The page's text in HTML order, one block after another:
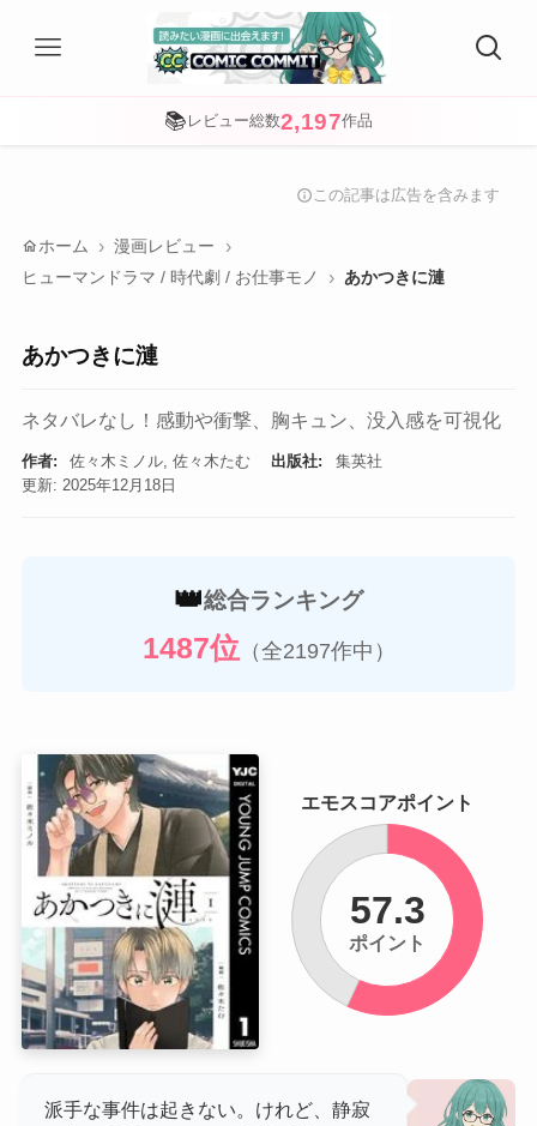
📚 レビュー総数2,197作品
info この記事は広告を含みます
home ホーム
漫画レビュー
ヒューマンドラマ / 時代劇 / お仕事モノ
あかつきに漣
あかつきに漣
ネタバレなし！感動や衝撃、胸キュン、没入感を可視化
作者: 佐々木ミノル, 佐々木たむ 出版社:
集英社
更新: 2025年12月18日
👑総合ランキング
1487位（全2197作中）
派手な事件は起きない。けれど、静寂
エモスコアポイント
57.3
ポイント